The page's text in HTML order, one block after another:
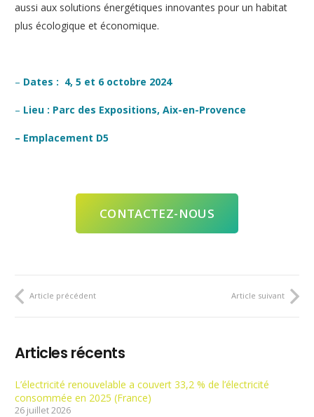
aussi aux solutions énergétiques innovantes pour un habitat
plus écologique et économique.
– Dates : 4, 5 et 6 octobre 2024
– Lieu : Parc des Expositions, Aix-en-Provence
– Emplacement D5
CONTACTEZ-NOUS
Article précédent Article suivant
Articles récents
L’électricité renouvelable a couvert 33,2 % de l’électricité
consommée en 2025 (France)
26 juillet 2026